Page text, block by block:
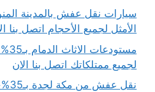
الأمثل لجميع الأحجام اتصل بنا
لجميع ممتلكاتك اتصل بنا الان